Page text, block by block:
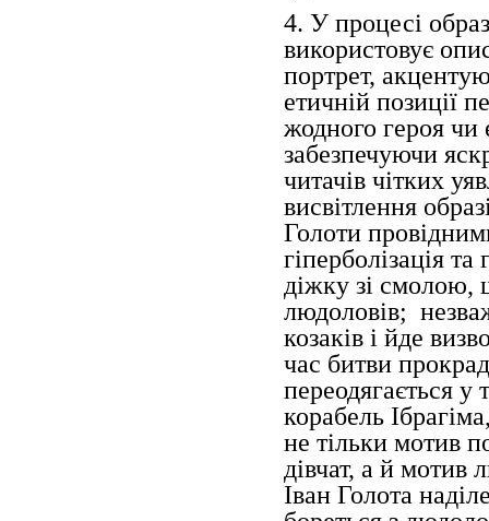
4. У процесі
використовує
портрет,
етичній позиції
жодного героя чи
забезпечуючи
читачів чітких
висвітлення
Голоти
гіперболізація
діжку зі смолою,
людоловів;
козаків і йде
час битви
переодягається у
корабель
не тільки мотив
дівчат, а й мотив
Іван Голота